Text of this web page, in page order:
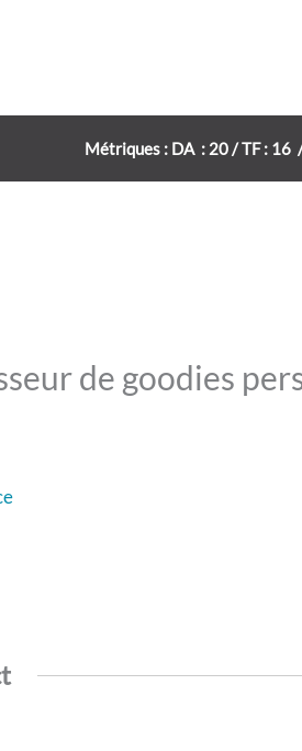
Métriques : DA : 20 / TF : 16
de goodies